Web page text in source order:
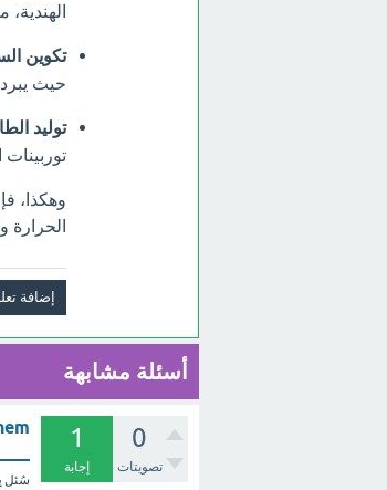
تكوين
حيث
توليد
توربينات
وهكذا،
الحرارة
أسئلة مشابهة
0
تصويتات
1
إجابة
سُئل